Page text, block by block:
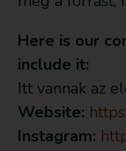
Here is our
include it:
Itt vannak az
Website:
Instagram: